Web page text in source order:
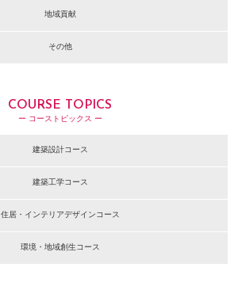
地域貢献
その他
COURSE TOPICS
ー コーストピックス ー
建築設計コース
建築工学コース
住居・インテリアデザインコース
環境・地域創生コース